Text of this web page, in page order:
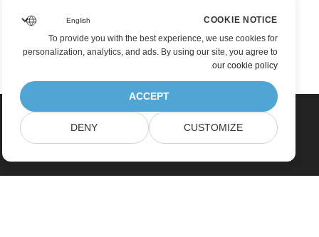
COOKIE NOTICE
To provide you with the best experience, we use cookies for
personalization, analytics, and ads. By using our site, you agree to
our cookie policy
.
ACCEPT
CUSTOMIZE
DENY